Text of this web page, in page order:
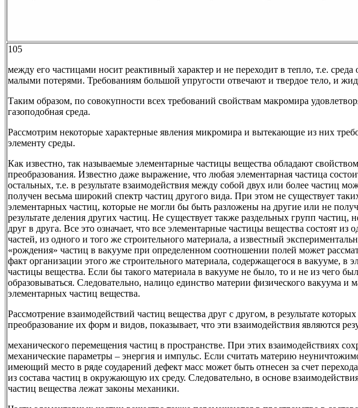
105
между его частицами носит реактивный характер и не переходит в тепло, т.е. среда
малыми потерями. Требованиям большой упругости отвечают и твердое тело, и
Таким образом, по совокупности всех требований свойствам макромира
газоподобная среда.
Рассмотрим некоторые характерные явления микромира и вытекающие из них
элементу среды.
Как известно, так называемые элементарные частицы вещества обладают
преобразования. Известно даже выражение, что любая элементарная частица
остальных, т.е. в результате взаимодействия между собой двух или более частиц
получен весьма широкий спектр частиц другого вида. При этом не существует
элементарных частиц, которые не могли бы быть разложены на другие или не
результате деления других частиц. Не существует также раздельных групп частиц,
друг в друга. Все это означает, что все элементарные частицы вещества состоят из
частей, из одного и того же строительного материала, а известный
«рождения» частиц в вакууме при определенном соотношении полей может
факт организации этого же строительного материала, содержащегося в вакууме, в
частицы вещества. Если бы такого материала в вакууме не было, то и не из чего
образовываться. Следовательно, налицо единство материи физического вакуума и
элементарных частиц вещества.
Рассмотрение взаимодействий частиц вещества друг с другом, в результате
преобразование их форм и видов, показывает, что эти взаимодействия являются
механического перемещения частиц в пространстве. При этих взаимодействиях
механические параметры – энергия и импульс. Если считать материю
имеющий место в ряде соударений дефект масс может быть отнесен за счет
из состава частиц в окружающую их среду. Следовательно, в основе
частиц вещества лежат законы механики.